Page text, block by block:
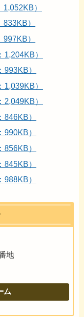
）
）
）
）
）
）
）
）
）
）
）
）
地